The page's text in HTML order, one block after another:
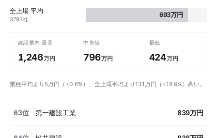
全上場 平均
3793社
693万円
建設業内 最高
1,246万円
中央値
796万円
最低
424万円
業種平均より5万円（+0.6%）、全上場平均より131万円（+18.9%）高い。
63位 第一建設工業 839万円